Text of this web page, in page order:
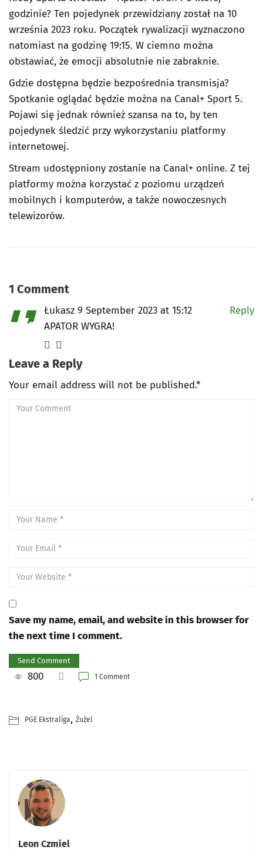
godzinie? Ten pojedynek przewidziany został na 10
września 2023 roku. Początek rywalizacji wyznaczono
natomiast na godzinę 19:15. W ciemno można
obstawiać, że emocji absolutnie nie zabraknie.
Gdzie dostępna będzie bezpośrednia transmisja?
Spotkanie oglądać będzie można na Canal+ Sport 5.
Pojawi się jednak również szansa na to, by ten
pojedynek śledzić przy wykorzystaniu platformy
internetowej.
Stream udostępniony zostanie na Canal+ online. Z tej
platformy można korzystać z poziomu urządzeń
mobilnych i komputerów, a także nowoczesnych
telewizorów.
1 Comment
Reply
Łukasz 9 September 2023 at 15:12
APATOR WYGRA!
Leave a Reply
Your email address will not be published.*
Save my name, email, and website in this browser for
the next time I comment.
800 1 Comment
PGE Ekstraliga, Żużel
Leon Czmiel